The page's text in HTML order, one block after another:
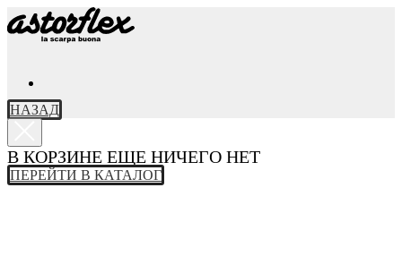
НАЗАД
В КОРЗИНЕ ЕЩЕ НИЧЕГО НЕТ
ПЕРЕЙТИ В КАТАЛОГ